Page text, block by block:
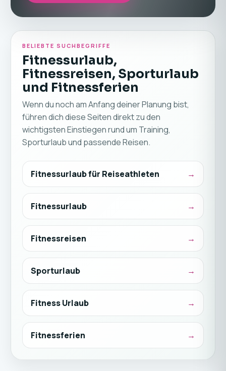
BELIEBTE SUCHBEGRIFFE
Fitnessurlaub,
Fitnessreisen, Sporturlaub
und Fitnessferien
Wenn du noch am Anfang deiner Planung bist,
führen dich diese Seiten direkt zu den
wichtigsten Einstiegen rund um Training,
Sporturlaub und passende Reisen.
Fitnessurlaub für Reiseathleten
Fitnessurlaub
Fitnessreisen
Sporturlaub
Fitness Urlaub
Fitnessferien